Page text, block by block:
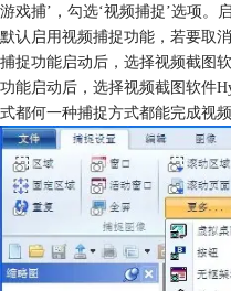
游戏捕’，勾选‘视频捕捉’选项。
默认启用视频捕捉功能，若要取
捕捉功能启动后，选择视频截图
功能启动后，选择视频截图软件
式都何一种捕捉方式都能完成视